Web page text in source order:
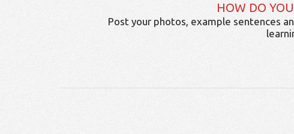
HOW DO
Post your photos, example sentences